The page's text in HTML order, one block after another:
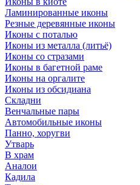
Ламинированные иконы
Резные деревянные иконы
Иконы с поталью
Иконы из металла (литьё)
Иконы со стразами
Иконы в багетной раме
Иконы на оргалите
Иконы из обсидиана
Складни
Венчальные пары
Автомобильные иконы
Панно, хоругви
Утварь
В храм
Аналои
Кадила